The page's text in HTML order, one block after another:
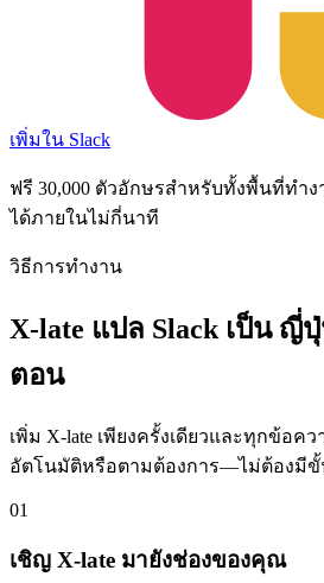
เพิ่มใน Slack
ฟรี 30,000 ตัวอักษรสำหรับทั้งพื้นที่ทำ
ได้ภายในไม่กี่นาที
วิธีการทำงาน
X-late แปล Slack เป็น ญี่
ตอน
เพิ่ม X-late เพียงครั้งเดียวและทุกข้อค
อัตโนมัติหรือตามต้องการ—ไม่ต้องมี
01
เชิญ X-late มายังช่องของคุณ